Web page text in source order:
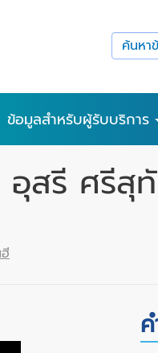
ข้อมูลสำหรับผู้รับบริการ
สรี ศรีสุ